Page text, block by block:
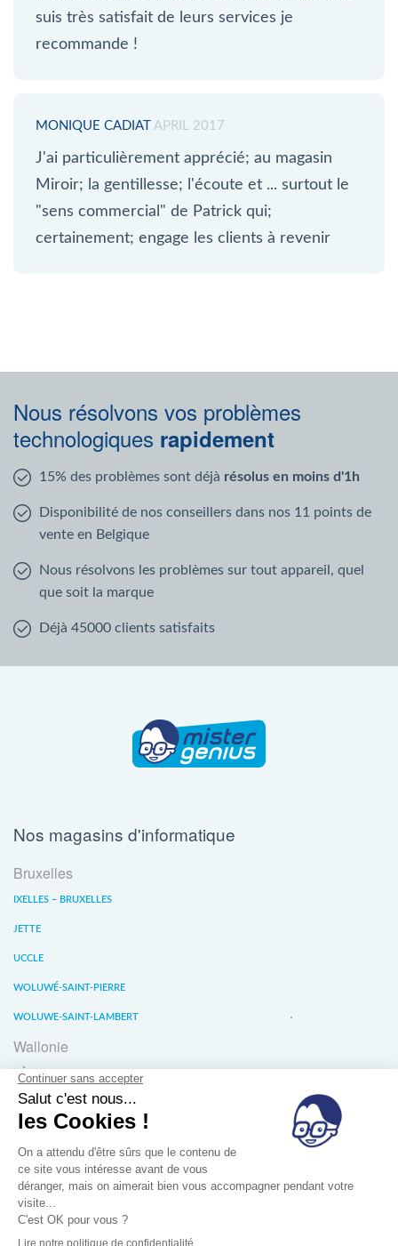
suis très satisfait de leurs services je
recommande !
MONIQUE CADIAT APRIL 2017
J'ai particulièrement apprécié; au magasin
Miroir; la gentillesse; l'écoute et ... surtout le
"sens commercial" de Patrick qui;
certainement; engage les clients à revenir
Nous résolvons vos problèmes
technologiques rapidement
15% des problèmes sont déjà résolus en moins d'1h
Disponibilité de nos conseillers dans nos 11 points de
vente en Belgique
Nous résolvons les problèmes sur tout appareil, quel
que soit la marque
Déjà 45000 clients satisfaits
Nos magasins d'informatique
Bruxelles
IXELLES – BRUXELLES
JETTE
UCCLE
WOLUWÉ-SAINT-PIERRE
WOLUWE-SAINT-LAMBERT
Wallonie
LIÈGE
WATERLOO
WAVRE